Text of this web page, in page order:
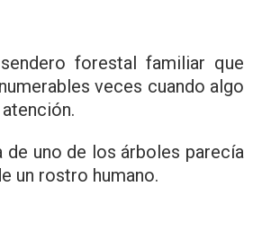
forestal familiar que
veces cuando algo
de uno de los árboles parecía
un rostro humano.